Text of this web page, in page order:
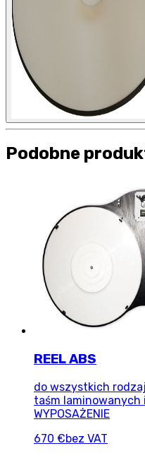
Podobne
REEL ABS
do wszystkich
taśm laminowanych
WYPOSAŻENIE
670 €bez VAT